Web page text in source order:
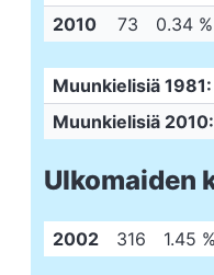
2010
73 0.34 %
Muunkielisiä 1981:
Muunkielisiä 2010:
Ulkomaiden
2002 316 1.45 %